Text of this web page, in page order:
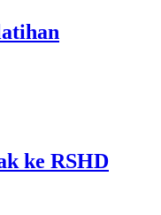
ke RSHD